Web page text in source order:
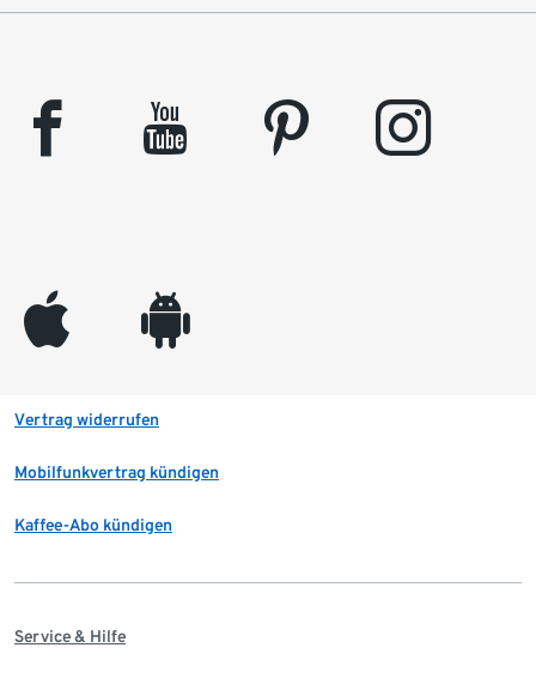
facebook youtube pinterest instagram
appleinc android
Vertrag widerrufen
Mobilfunkvertrag kündigen
Kaffee-Abo kündigen
Service & Hilfe